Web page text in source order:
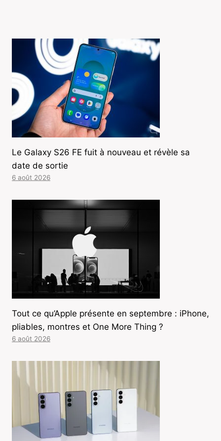
Le Galaxy S26 FE fuit à nouveau et révèle sa
date de sortie
6 août 2026
Tout ce qu’Apple présente en septembre : iPhone,
pliables, montres et One More Thing ?
6 août 2026